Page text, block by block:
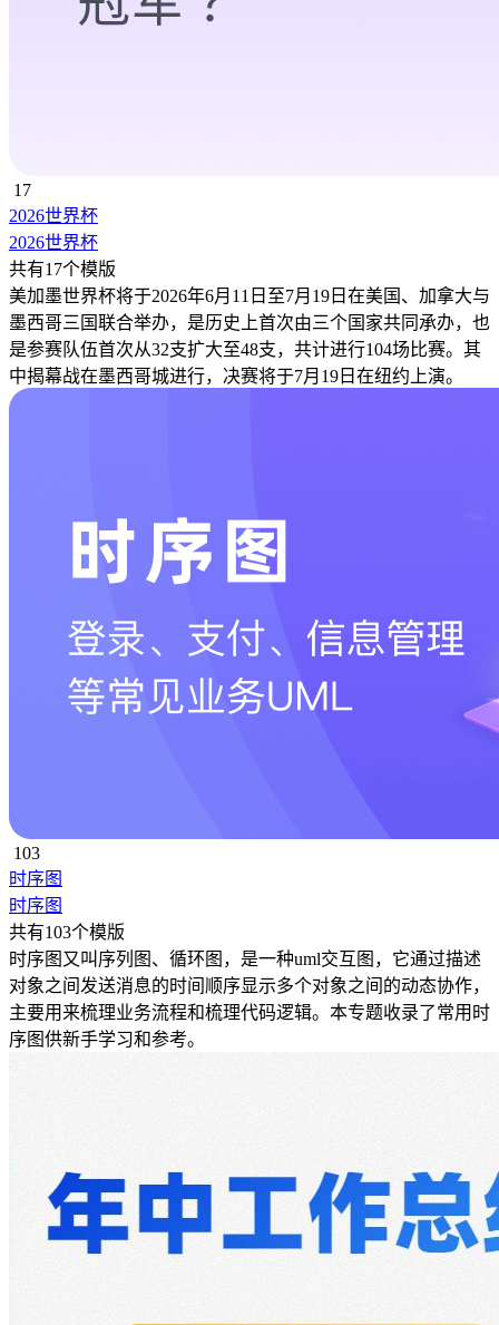
17
2026世界杯
2026世界杯
共有17个模版
美加墨世界杯将于2026年6月11日至7月19日在美国、加拿大与
墨西哥三国联合举办，是历史上首次由三个国家共同承办，也
是参赛队伍首次从32支扩大至48支，共计进行104场比赛。其
中揭幕战在墨西哥城进行，决赛将于7月19日在纽约上演。
103
时序图
时序图
共有103个模版
时序图又叫序列图、循环图，是一种uml交互图，它通过描述
对象之间发送消息的时间顺序显示多个对象之间的动态协作，
主要用来梳理业务流程和梳理代码逻辑。本专题收录了常用时
序图供新手学习和参考。